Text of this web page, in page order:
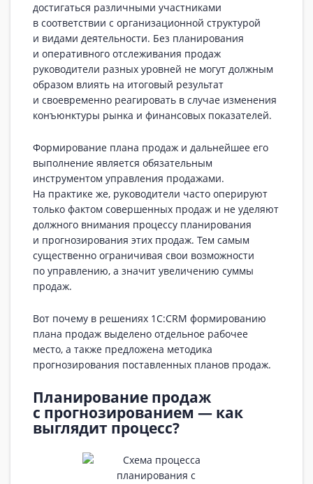
достигаться различными участниками
в соответствии с организационной структурой
и видами деятельности. Без планирования
и оперативного отслеживания продаж
руководители разных уровней не могут должным
образом влиять на итоговый результат
и своевременно реагировать в случае изменения
конъюнктуры рынка и финансовых показателей.
Формирование плана продаж и дальнейшее его
выполнение является обязательным
инструментом управления продажами.
На практике же, руководители часто оперируют
только фактом совершенных продаж и не уделяют
должного внимания процессу планирования
и прогнозирования этих продаж. Тем самым
существенно ограничивая свои возможности
по управлению, а значит увеличению суммы
продаж.
Вот почему в решениях 1С:CRM формированию
плана продаж выделено отдельное рабочее
место, а также предложена методика
прогнозирования поставленных планов продаж.
Планирование продаж
с прогнозированием — как
выглядит процесс?